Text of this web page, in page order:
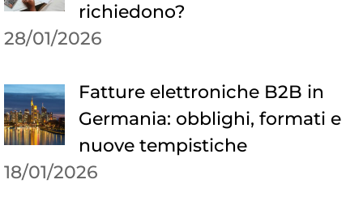
richiedono?
28/01/2026
Fatture elettroniche B2B in
Germania: obblighi, formati e
nuove tempistiche
18/01/2026